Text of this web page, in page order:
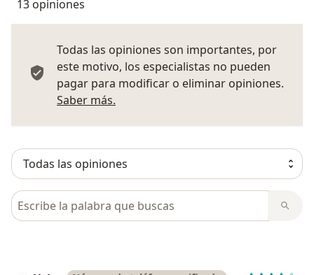
13 opiniones
Todas las opiniones son importantes, por
este motivo, los especialistas no pueden
pagar para modificar o eliminar opiniones.
Saber más.
Busca en opiniones